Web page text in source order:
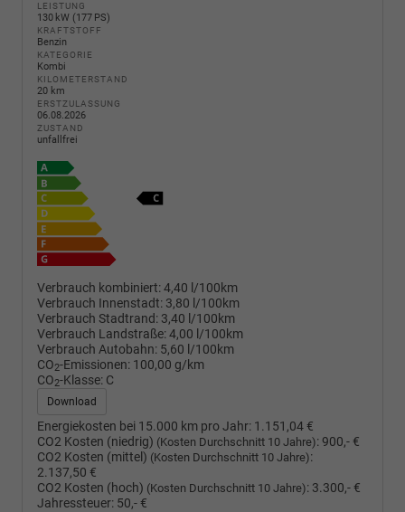
LEISTUNG
130 kW (177 PS)
KRAFTSTOFF
Benzin
KATEGORIE
Kombi
KILOMETERSTAND
20 km
ERSTZULASSUNG
06.08.2026
ZUSTAND
unfallfrei
Verbrauch kombiniert:4,40 l/100km
Verbrauch Innenstadt: 3,80 l/100km
Verbrauch Stadtrand: 3,40 l/100km
Verbrauch Landstraße:4,00 l/100km
Verbrauch Autobahn: 5,60 l/100km
CO2-Emissionen: 100,00 g/km
CO2-Klasse: C
Download
Energiekosten bei 15.000 km pro Jahr: 1.151,04 €
CO2 Kosten (niedrig) (Kosten Durchschnitt 10 Jahre): 900,- €
CO2 Kosten (mittel) (Kosten Durchschnitt 10 Jahre):
2.137,50 €
CO2 Kosten (hoch) (Kosten Durchschnitt 10 Jahre): 3.300,- €
Jahressteuer: 50,- €